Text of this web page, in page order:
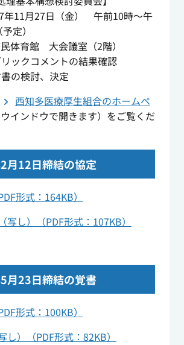
年11月27日（金） 午前10時～午
定）
体育館 大会議室（2階）
ックコメントの結果確認
検討、決定
西知多医療厚生組合のホームペ
ウインドウで開きます）をご覧くだ
月12日締結の協定
形式：164KB）
写し）（PDF形式：107KB）
月23日締結の覚書
形式：100KB）
し）（PDF形式：82KB）